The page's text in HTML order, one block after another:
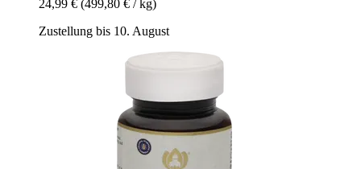
24,99 € (499,80 € / kg)
Zustellung bis 10. August